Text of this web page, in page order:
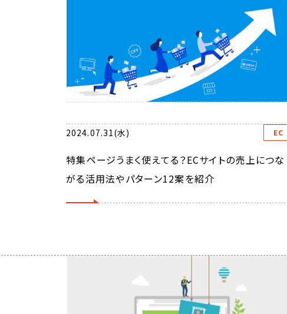
2024.07.31(水) EC
特集ページうまく使えてる？ECサイトの売上につな
がる活用法やパターン12案を紹介